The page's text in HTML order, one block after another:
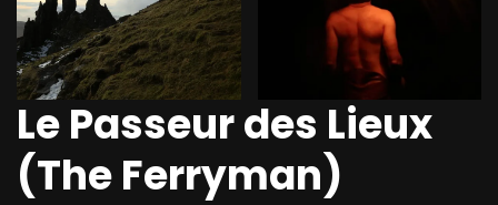
Le Passeur des Lieux
(The Ferryman)